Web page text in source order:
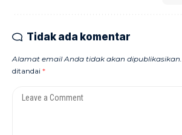
Tidak ada komentar
Alamat email Anda tidak akan dipublikasikan.
ditandai *